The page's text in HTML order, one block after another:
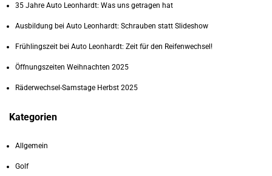
35 Jahre Auto Leonhardt: Was uns getragen hat
Ausbildung bei Auto Leonhardt: Schrauben statt Slideshow
Frühlingszeit bei Auto Leonhardt: Zeit für den Reifenwechsel!
Öffnungszeiten Weihnachten 2025
Räderwechsel-Samstage Herbst 2025
Kategorien
Allgemein
Golf